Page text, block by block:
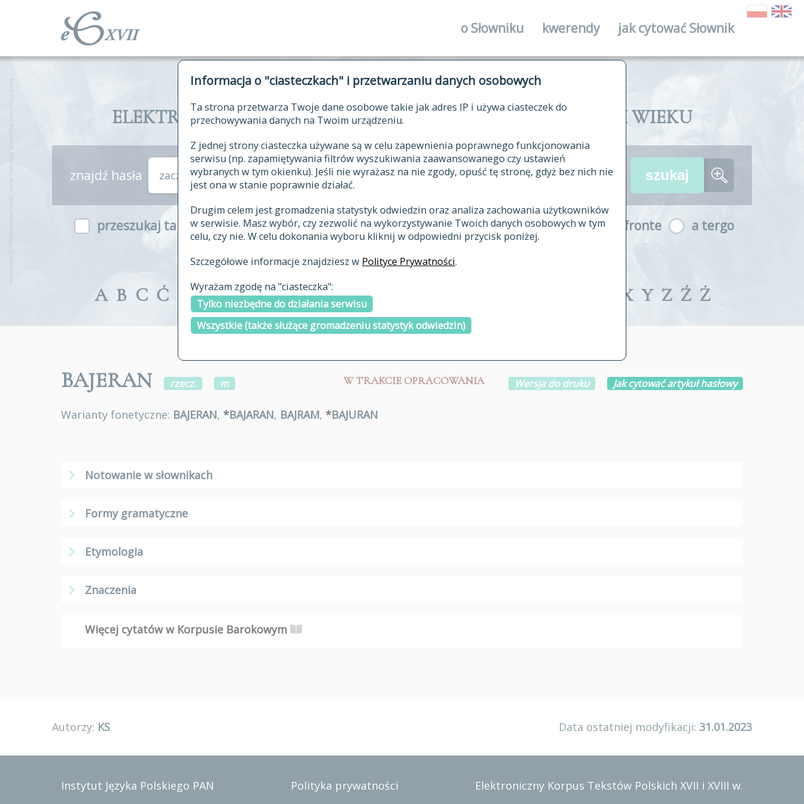
Informacja o "ciasteczkach" i przetwarzaniu danych osobowych
Ta strona przetwarza Twoje dane osobowe takie jak adres IP i używa ciasteczek do
przechowywania danych na Twoim urządzeniu.
Z jednej strony ciasteczka używane są w celu zapewnienia poprawnego funkcjonowania
serwisu (np. zapamiętywania filtrów wyszukiwania zaawansowanego czy ustawień
wybranych w tym okienku). Jeśli nie wyrażasz na nie zgody, opuść tę stronę, gdyż bez nich nie
jest ona w stanie poprawnie działać.
Drugim celem jest gromadzenia statystyk odwiedzin oraz analiza zachowania użytkowników
w serwisie. Masz wybór, czy zezwolić na wykorzystywanie Twoich danych osobowych w tym
celu, czy nie. W celu dokonania wyboru kliknij w odpowiedni przycisk poniżej.
Szczegółowe informacje znajdziesz w Polityce Prywatności.
Wyrażam zgodę na "ciasteczka":
Tylko niezbędne do działania serwisu
Wszystkie (także służące gromadzeniu statystyk odwiedzin)
o Słowniku
historia
publikacje
autorzy tekstów źródłowych
zasady opracowania
najnowsze hasła
ostatnio zmodyfikowane
kwerendy jak cytować Słownik
ELEKTRONICZNY SŁOWNIK JĘZYKA POLSKIEGO XVII I XVIII WIEKU
znajdź hasła zaczynające się od
przeszukaj także hasła w indeksie a fronte a tergo
A B C Ć E F G H I J K L Ł M X Y Z Ź Ż
BAJERAN rzecz. m W TRAKCIE OPRACOWANIA Wersja do druku Jak cytować artykuł hasłowy
Warianty fonetyczne: BAJERAN, *BAJARAN, BAJRAM, *BAJURAN
Notowanie w słownikach
Formy gramatyczne
Etymologia
Znaczenia
Więcej cytatów w Korpusie Barokowym
Autorzy: KS Data ostatniej modyfikacji: 31.01.2023
Instytut Języka Polskiego PAN Polityka prywatności Elektroniczny Korpus Tekstów Polskich XVII i XVIII w.